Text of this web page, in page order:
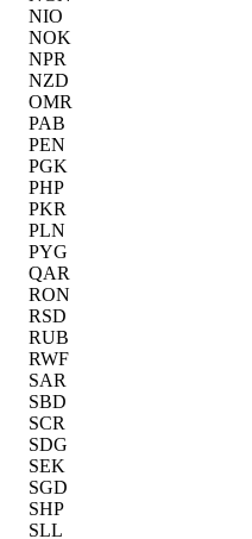
NIO
NOK
NPR
NZD
OMR
PAB
PEN
PGK
PHP
PKR
PLN
PYG
QAR
RON
RSD
RUB
RWF
SAR
SBD
SCR
SDG
SEK
SGD
SHP
SLL